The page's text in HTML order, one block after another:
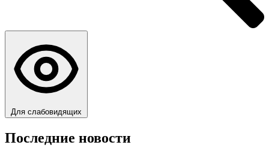
Для слабовидящих
Последние новости